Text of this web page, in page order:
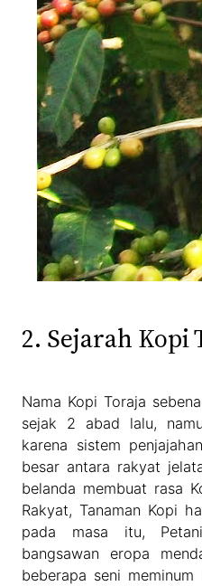
2. Sejarah Kopi
Nama Kopi Toraja
sejak 2 abad lalu,
karena sistem
besar antara rakyat
belanda membuat rasa
Rakyat, Tanaman Kopi
pada masa itu,
bangsawan eropa
beberapa seni